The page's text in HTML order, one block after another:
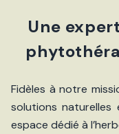
Une
Fidèles à notre
solutions naturelles
espace dédié à